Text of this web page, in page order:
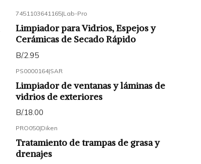
7451103641165|Lab-Pro
Limpiador para Vidrios, Espejos y
Cerámicas de Secado Rápido
B/.2.95
PS0000164|SAR
Limpiador de ventanas y láminas de
vidrios de exteriores
B/.18.00
PRO050|Diken
Tratamiento de trampas de grasa y
drenajes